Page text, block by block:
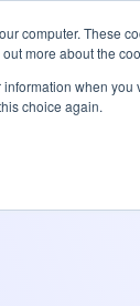
computer. These
more about the
information when
choice again.